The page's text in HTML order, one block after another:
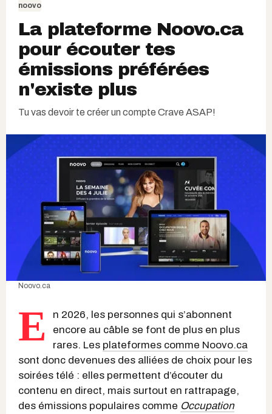
noovo
La plateforme Noovo.ca
pour écouter tes
émissions préférées
n'existe plus
Tu vas devoir te créer un compte Crave ASAP!
Noovo.ca
E
n 2026, les personnes qui s’abonnent
encore au câble se font de plus en plus
rares. Les plateformes comme Noovo.ca
sont donc devenues des alliées de choix pour les
soirées télé : elles permettent d’écouter du
contenu en direct, mais surtout en rattrapage,
des émissions populaires comme Occupation